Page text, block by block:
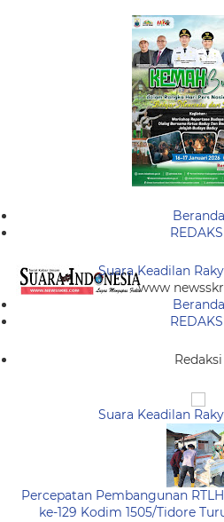
Beranda
Suara Keadilan
www
Beranda
Redaksi
Suara Keadilan
Percepatan Pembangunan
ke-129 Kodim 1505/Tidore